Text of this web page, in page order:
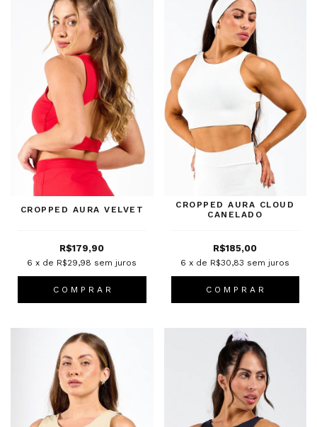
CROPPED AURA VELVET
R$179,90
6 x de R$29,98 sem juros
C O M P R A R
CROPPED AURA CLOUD
CANELADO
R$185,00
6 x de R$30,83 sem juros
C O M P R A R